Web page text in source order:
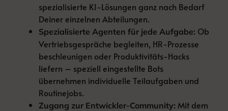
spezialisierte KI-Lösungen ganz nach Bedarf
Deiner einzelnen Abteilungen.
Spezialisierte Agenten für jede Aufgabe: Ob
Vertriebsgespräche begleiten, HR-Prozesse
beschleunigen oder Produktivitäts-Hacks
liefern – speziell eingestellte Bots
übernehmen individuelle Teilaufgaben und
Routinejobs.
Zugang zur Entwickler-Community: Mit dem